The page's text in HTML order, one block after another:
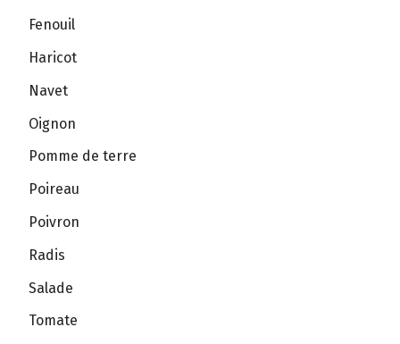
Fenouil
Haricot
Navet
Oignon
Pomme de terre
Poireau
Poivron
Radis
Salade
Tomate